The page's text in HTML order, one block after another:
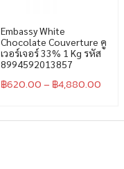
Embassy White
Chocolate Couverture คู
เวอร์เจอร์ 33% 1 Kg รหัส
8994592013857
฿620.00– ฿4,880.00